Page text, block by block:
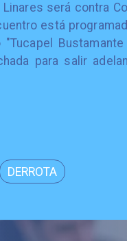
será contra
está
para salir
DERROTA